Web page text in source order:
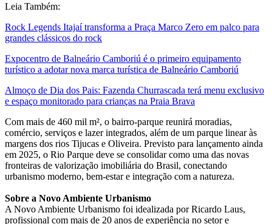
Leia Também:
Rock Legends Itajaí transforma a Praça Marco Zero em palco para
grandes clássicos do rock
Expocentro de Balneário Camboriú é o primeiro equipamento
turístico a adotar nova marca turística de Balneário Camboriú
Almoço de Dia dos Pais: Fazenda Churrascada terá menu exclusivo
e espaço monitorado para crianças na Praia Brava
Com mais de 460 mil m², o bairro-parque reunirá moradias,
comércio, serviços e lazer integrados, além de um parque linear às
margens dos rios Tijucas e Oliveira. Previsto para lançamento ainda
em 2025, o Rio Parque deve se consolidar como uma das novas
fronteiras de valorização imobiliária do Brasil, conectando
urbanismo moderno, bem-estar e integração com a natureza.
Sobre a Novo Ambiente Urbanismo
A Novo Ambiente Urbanismo foi idealizada por Ricardo Laus,
profissional com mais de 20 anos de experiência no setor e